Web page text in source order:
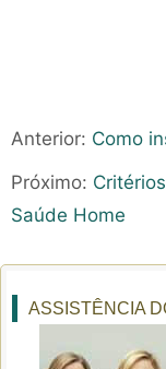
Anterior: Como
Próximo:
Saúde Home
ASSISTÊNCIA